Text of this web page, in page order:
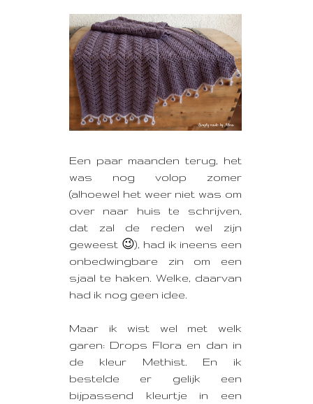
Een paar maanden terug, het
was nog volop zomer
(alhoewel het weer niet was om
over naar huis te schrijven,
dat zal de reden wel zijn
geweest 😉), had ik ineens een
onbedwingbare zin om een
sjaal te haken. Welke, daarvan
had ik nog geen idee.
Maar ik wist wel met welk
garen: Drops Flora en dan in
de kleur Methist. En ik
bestelde er gelijk een
bijpassend kleurtje in een